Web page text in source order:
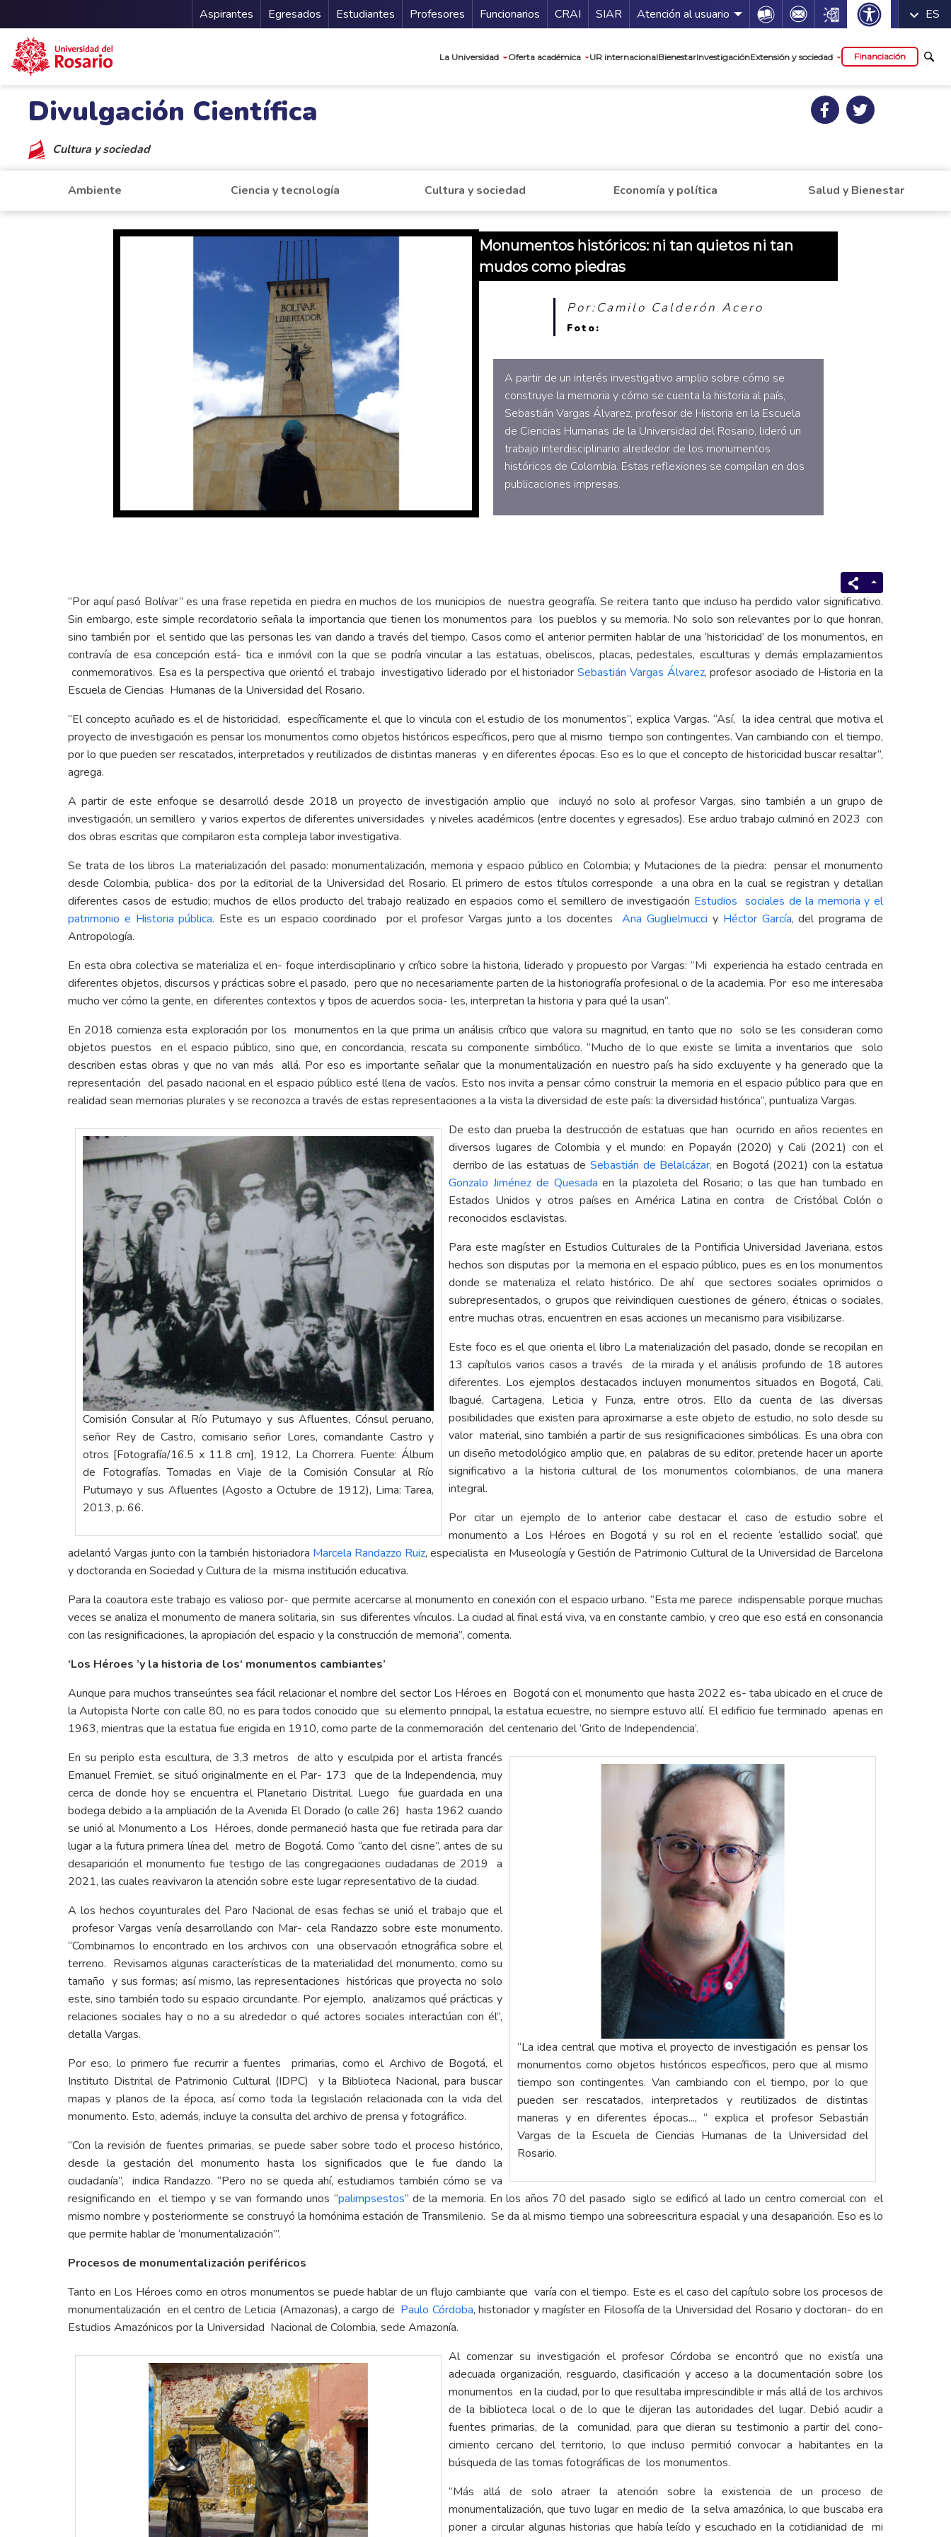
Menu Secundario
Aspirantes Egresados Estudiantes Profesores Funcionarios Guía de servicios
CRAI SIAR Atención al usuario Icon Icon Icon ES
La Universidad Oferta académica UR internacionalBienestarInvestigaciónExtensión y sociedad Financiación
Divulgación Científica
Cultura y sociedad
Ambiente Ciencia y tecnología Cultura y sociedad Economía y política Salud y Bienestar
Monumentos históricos: ni tan quietos ni tan
mudos como piedras
Por:Camilo Calderón Acero
Foto:
A partir de un interés investigativo amplio sobre cómo se
construye la memoria y cómo se cuenta la historia al país,
Sebastián Vargas Álvarez, profesor de Historia en la Escuela
de Ciencias Humanas de la Universidad del Rosario, lideró un
trabajo interdisciplinario alrededor de los monumentos
históricos de Colombia. Estas reflexiones se compilan en dos
publicaciones impresas.
“Por aquí pasó Bolívar” es una frase repetida en piedra en muchos de los municipios de nuestra geografía. Se reitera tanto que incluso ha perdido valor significativo.
Sin embargo, este simple recordatorio señala la importancia que tienen los monumentos para los pueblos y su memoria. No solo son relevantes por lo que honran,
sino también por el sentido que las personas les van dando a través del tiempo. Casos como el anterior permiten hablar de una ‘historicidad’ de los monumentos, en
contravía de esa concepción está- tica e inmóvil con la que se podría vincular a las estatuas, obeliscos, placas, pedestales, esculturas y demás emplazamientos
conmemorativos. Esa es la perspectiva que orientó el trabajo investigativo liderado por el historiador Sebastián Vargas Álvarez, profesor asociado de Historia en la
Escuela de Ciencias Humanas de la Universidad del Rosario.
“El concepto acuñado es el de historicidad, específicamente el que lo vincula con el estudio de los monumentos”, explica Vargas. “Así, la idea central que motiva el
proyecto de investigación es pensar los monumentos como objetos históricos específicos, pero que al mismo tiempo son contingentes. Van cambiando con el tiempo,
por lo que pueden ser rescatados, interpretados y reutilizados de distintas maneras y en diferentes épocas. Eso es lo que el concepto de historicidad buscar resaltar”,
agrega.
A partir de este enfoque se desarrolló desde 2018 un proyecto de investigación amplio que incluyó no solo al profesor Vargas, sino también a un grupo de
investigación, un semillero y varios expertos de diferentes universidades y niveles académicos (entre docentes y egresados). Ese arduo trabajo culminó en 2023 con
dos obras escritas que compilaron esta compleja labor investigativa.
Se trata de los libros La materialización del pasado: monumentalización, memoria y espacio público en Colombia; y Mutaciones de la piedra: pensar el monumento
desde Colombia, publica- dos por la editorial de la Universidad del Rosario. El primero de estos títulos corresponde a una obra en la cual se registran y detallan
diferentes casos de estudio; muchos de ellos producto del trabajo realizado en espacios como el semillero de investigación Estudios sociales de la memoria y el
patrimonio e Historia pública. Este es un espacio coordinado por el profesor Vargas junto a los docentesAna Guglielmucci y Héctor García, del programa de
Antropología.
En esta obra colectiva se materializa el en- foque interdisciplinario y crítico sobre la historia, liderado y propuesto por Vargas: “Mi experiencia ha estado centrada en
diferentes objetos, discursos y prácticas sobre el pasado, pero que no necesariamente parten de la historiografía profesional o de la academia. Por eso me interesaba
mucho ver cómo la gente, en diferentes contextos y tipos de acuerdos socia- les, interpretan la historia y para qué la usan”.
En 2018 comienza esta exploración por los monumentos en la que prima un análisis crítico que valora su magnitud, en tanto que no solo se les consideran como
objetos puestos en el espacio público, sino que, en concordancia, rescata su componente simbólico. “Mucho de lo que existe se limita a inventarios que solo
describen estas obras y que no van más allá. Por eso es importante señalar que la monumentalización en nuestro país ha sido excluyente y ha generado que la
representación del pasado nacional en el espacio público esté llena de vacíos. Esto nos invita a pensar cómo construir la memoria en el espacio público para que en
realidad sean memorias plurales y se reconozca a través de estas representaciones a la vista la diversidad de este país: la diversidad histórica”, puntualiza Vargas.
Comisión Consular al Río Putumayo y sus Afluentes, Cónsul peruano,
señor Rey de Castro, comisario señor Lores, comandante Castro y
otros [Fotografía/16.5 x 11.8 cm], 1912, La Chorrera. Fuente: Álbum
de Fotografías. Tomadas en Viaje de la Comisión Consular al Río
Putumayo y sus Afluentes (Agosto a Octubre de 1912), Lima: Tarea,
2013, p. 66.
De esto dan prueba la destrucción de estatuas que han ocurrido en años recientes en
diversos lugares de Colombia y el mundo: en Popayán (2020) y Cali (2021) con el
derribo de las estatuas deSebastián de Belalcázar, en Bogotá (2021) con la estatua
Gonzalo Jiménez de Quesadaen la plazoleta del Rosario; o las que han tumbado en
Estados Unidos y otros países en América Latina en contra de Cristóbal Colón o
reconocidos esclavistas.
Para este magíster en Estudios Culturales de la Pontificia Universidad Javeriana, estos
hechos son disputas por la memoria en el espacio público, pues es en los monumentos
donde se materializa el relato histórico. De ahí que sectores sociales oprimidos o
subrepresentados, o grupos que reivindiquen cuestiones de género, étnicas o sociales,
entre muchas otras, encuentren en esas acciones un mecanismo para visibilizarse.
Este foco es el que orienta el libro La materialización del pasado, donde se recopilan en
13 capítulos varios casos a través de la mirada y el análisis profundo de 18 autores
diferentes. Los ejemplos destacados incluyen monumentos situados en Bogotá, Cali,
Ibagué, Cartagena, Leticia y Funza, entre otros. Ello da cuenta de las diversas
posibilidades que existen para aproximarse a este objeto de estudio, no solo desde su
valor material, sino también a partir de sus resignificaciones simbólicas. Es una obra con
un diseño metodológico amplio que, en palabras de su editor, pretende hacer un aporte
significativo a la historia cultural de los monumentos colombianos, de una manera
integral.
Por citar un ejemplo de lo anterior cabe destacar el caso de estudio sobre el
monumento a Los Héroes en Bogotá y su rol en el reciente ‘estallido social’, que
adelantó Vargas junto con la también historiadora Marcela Randazzo Ruiz, especialista en Museología y Gestión de Patrimonio Cultural de la Universidad de Barcelona
y doctoranda en Sociedad y Cultura de la misma institución educativa.
Para la coautora este trabajo es valioso por- que permite acercarse al monumento en conexión con el espacio urbano. “Esta me parece indispensable porque muchas
veces se analiza el monumento de manera solitaria, sin sus diferentes vínculos. La ciudad al final está viva, va en constante cambio, y creo que eso está en consonancia
con las resignificaciones, la apropiación del espacio y la construcción de memoria”, comenta.
‘Los Héroes ’y la historia de los‘ monumentos cambiantes’
Aunque para muchos transeúntes sea fácil relacionar el nombre del sector Los Héroes en Bogotá con el monumento que hasta 2022 es- taba ubicado en el cruce de
la Autopista Norte con calle 80, no es para todos conocido que su elemento principal, la estatua ecuestre, no siempre estuvo allí. El edificio fue terminado apenas en
1963, mientras que la estatua fue erigida en 1910, como parte de la conmemoración del centenario del ‘Grito de Independencia’.
“La idea central que motiva el proyecto de investigación es pensar los
monumentos como objetos históricos específicos, pero que al mismo
tiempo son contingentes. Van cambiando con el tiempo, por lo que
pueden ser rescatados, interpretados y reutilizados de distintas
maneras y en diferentes épocas..., “ explica el profesor Sebastián
Vargas de la Escuela de Ciencias Humanas de la Universidad del
Rosario.
En su periplo esta escultura, de 3,3 metros de alto y esculpida por el artista francés
Emanuel Fremiet, se situó originalmente en el Par- 173 que de la Independencia, muy
cerca de donde hoy se encuentra el Planetario Distrital. Luego fue guardada en una
bodega debido a la ampliación de la Avenida El Dorado (o calle 26) hasta 1962 cuando
se unió al Monumento a Los Héroes, donde permaneció hasta que fue retirada para dar
lugar a la futura primera línea del metro de Bogotá. Como “canto del cisne”, antes de su
desaparición el monumento fue testigo de las congregaciones ciudadanas de 2019 a
2021, las cuales reavivaron la atención sobre este lugar representativo de la ciudad.
A los hechos coyunturales del Paro Nacional de esas fechas se unió el trabajo que el
profesor Vargas venía desarrollando con Mar- cela Randazzo sobre este monumento.
“Combinamos lo encontrado en los archivos con una observación etnográfica sobre el
terreno. Revisamos algunas características de la materialidad del monumento, como su
tamaño y sus formas; así mismo, las representaciones históricas que proyecta no solo
este, sino también todo su espacio circundante. Por ejemplo, analizamos qué prácticas y
relaciones sociales hay o no a su alrededor o qué actores sociales interactúan con él”,
detalla Vargas.
Por eso, lo primero fue recurrir a fuentes primarias, como el Archivo de Bogotá, el
Instituto Distrital de Patrimonio Cultural (IDPC) y la Biblioteca Nacional, para buscar
mapas y planos de la época, así como toda la legislación relacionada con la vida del
monumento. Esto, además, incluye la consulta del archivo de prensa y fotográfico.
“Con la revisión de fuentes primarias, se puede saber sobre todo el proceso histórico,
desde la gestación del monumento hasta los significados que le fue dando la
ciudadanía”, indica Randazzo. “Pero no se queda ahí, estudiamos también cómo se va
resignificando en el tiempo y se van formando unos “palimpsestos” de la memoria. En los años 70 del pasado siglo se edificó al lado un centro comercial con el
mismo nombre y posteriormente se construyó la homónima estación de Transmilenio. Se da al mismo tiempo una sobreescritura espacial y una desaparición. Eso es lo
que permite hablar de ‘monumentalización’”.
Procesos de monumentalización periféricos
Tanto en Los Héroes como en otros monumentos se puede hablar de un flujo cambiante que varía con el tiempo. Este es el caso del capítulo sobre los procesos de
monumentalización en el centro de Leticia (Amazonas), a cargo de Paulo Córdoba, historiador y magíster en Filosofía de la Universidad del Rosario y doctoran- do en
Estudios Amazónicos por la Universidad Nacional de Colombia, sede Amazonía.
Al comenzar su investigación el profesor Córdoba se encontró que no existía una
adecuada organización, resguardo, clasificación y acceso a la documentación sobre los
monumentos en la ciudad, por lo que resultaba imprescindible ir más allá de los archivos
de la biblioteca local o de lo que le dijeran las autoridades del lugar. Debió acudir a
fuentes primarias, de la comunidad, para que dieran su testimonio a partir del cono-
cimiento cercano del territorio, lo que incluso permitió convocar a habitantes en la
búsqueda de las tomas fotográficas de los monumentos.
“Más allá de solo atraer la atención sobre la existencia de un proceso de
monumentalización, que tuvo lugar en medio de la selva amazónica, lo que buscaba era
poner a circular algunas historias que había leído y escuchado en la cotidianidad de mi